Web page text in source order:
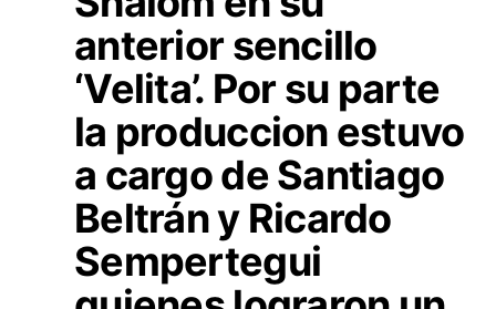
anterior sencillo
‘Velita’. Por su parte
la produccion estuvo
a cargo de Santiago
Beltrán y Ricardo
Sempertegui